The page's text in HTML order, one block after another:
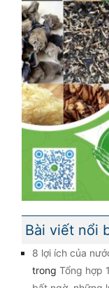
Bài viết nổi
8 lợi ích của
trong Tổng hợp